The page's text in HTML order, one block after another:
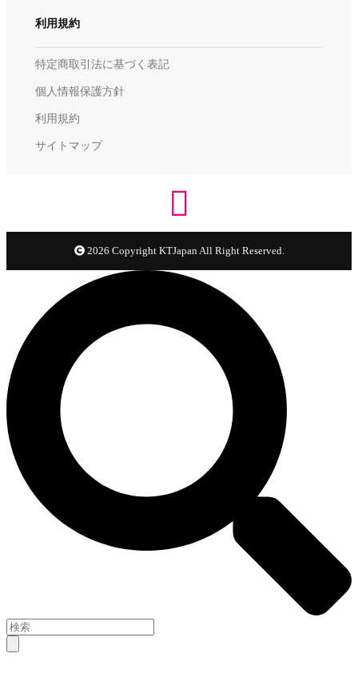
利用規約
特定商取引法に基づく表記
個人情報保護方針
利用規約
サイトマップ
2026 Copyright KTJapan All Right Reserved.